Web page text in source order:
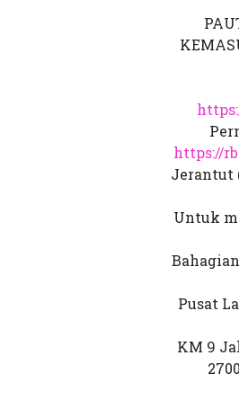
https://
Jerantut
Untuk
Pusat
KM 9